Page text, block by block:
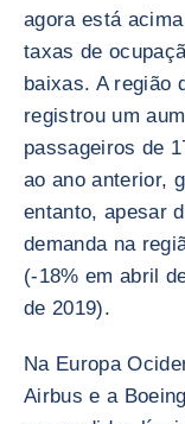
agora está
taxas de
baixas. A região
registrou um
passageiros de
ao ano anterior,
entanto, apesar
demanda na
(-18% em abril
de 2019).
Na Europa
Airbus e a